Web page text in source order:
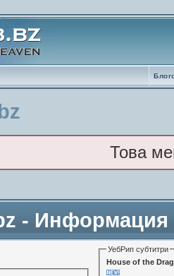
Това
- Информация
УебРип субтитри
House of the